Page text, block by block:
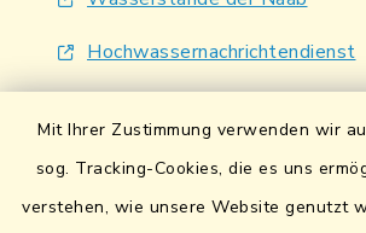
Mit Ihrer Zustimmung verwenden wir
sog. Tracking-Cookies, die es uns
verstehen, wie unsere Website genutzt
Hochwassernachrichtendienst
Lokales Bündnis für Familien
Fairtrade-Towns